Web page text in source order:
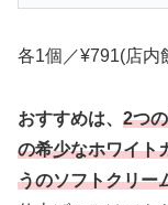
各1個／¥791(店内
おすすめは、 2つ
の希少なホワイト
うのソフトクリー